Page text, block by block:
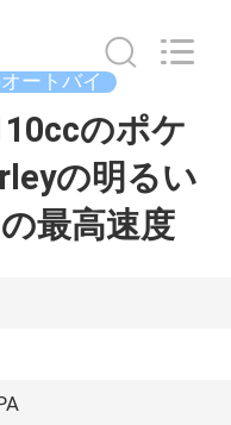
ートバイ
のポケ
の明るい
最高速度